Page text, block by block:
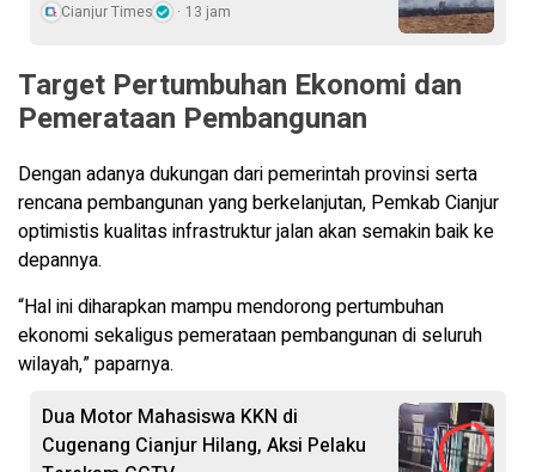
Cianjur Times 13 jam
Target Pertumbuhan Ekonomi dan
Pemerataan Pembangunan
Dengan adanya dukungan dari pemerintah provinsi serta
rencana pembangunan yang berkelanjutan, Pemkab Cianjur
optimistis kualitas infrastruktur jalan akan semakin baik ke
depannya.
“Hal ini diharapkan mampu mendorong pertumbuhan
ekonomi sekaligus pemerataan pembangunan di seluruh
wilayah,” paparnya.
Dua Motor Mahasiswa KKN di
Cugenang Cianjur Hilang, Aksi Pelaku